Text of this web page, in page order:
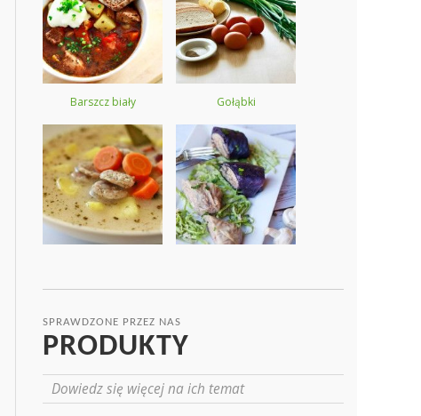
Barszcz biały Gołąbki
SPRAWDZONE PRZEZ NAS
PRODUKTY
Dowiedz się więcej na ich temat